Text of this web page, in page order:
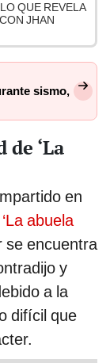
QUE REVELA
JHAN
sismo,
de ‘La
en
abuela
se encuentra
y
a la
difícil que